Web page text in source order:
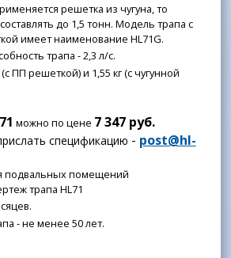
решетка из чугуна, то
до 1,5 тонн. Модель трапа с
имеет наименование HL71G.
трапа - 2,3 л/с.
ПП решеткой) и 1,55 кг (с чугунной
можно по цене 7 347 руб.
спецификацию - post@hl-
- не менее 50 лет.